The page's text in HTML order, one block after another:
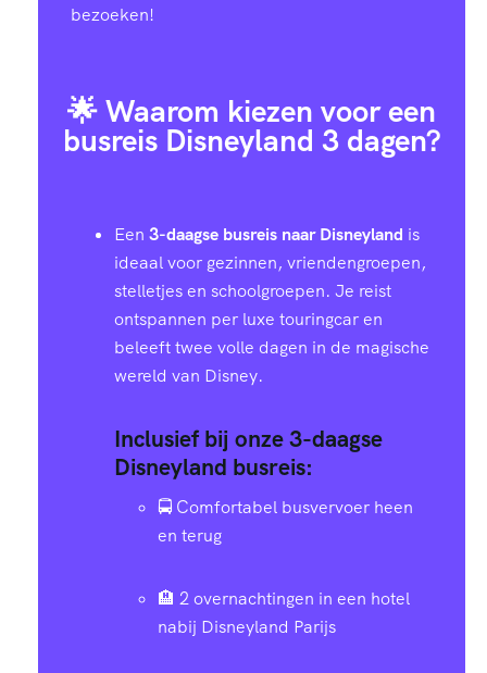
bezoeken!
🌟 Waarom kiezen voor een
busreis Disneyland 3 dagen?
Een 3-daagse busreis naar Disneyland is
ideaal voor gezinnen, vriendengroepen,
stelletjes en schoolgroepen. Je reist
ontspannen per luxe touringcar en
beleeft twee volle dagen in de magische
wereld van Disney.
Inclusief bij onze 3-daagse
Disneyland busreis:
🚍 Comfortabel busvervoer heen
en terug
🏨 2 overnachtingen in een hotel
nabij Disneyland Parijs